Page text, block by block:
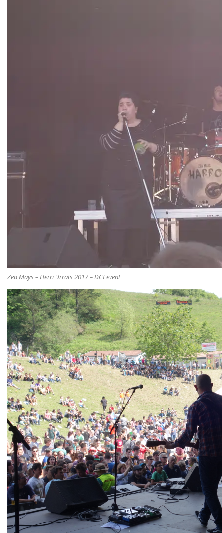
Zea Mays – Herri Urrats 2017 – DCI event